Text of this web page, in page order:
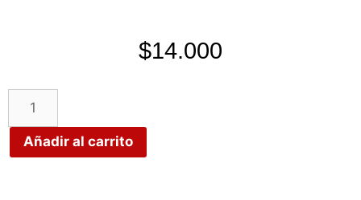
$14.000
Añadir al carrito